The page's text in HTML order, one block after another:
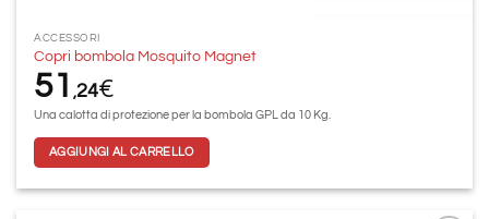
ACCESSORI
Copri bombola Mosquito Magnet
51,24€
Una calotta di protezione per la bombola GPL da 10 Kg.
AGGIUNGI AL CARRELLO